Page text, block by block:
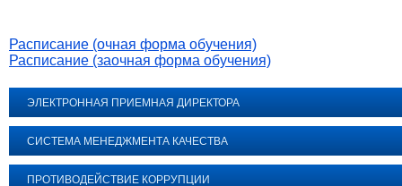
Расписание (очная форма обучения)
Расписание (заочная форма обучения)
ЭЛЕКТРОННАЯ ПРИЕМНАЯ ДИРЕКТОРА
СИСТЕМА МЕНЕДЖМЕНТА КАЧЕСТВА
ПРОТИВОДЕЙСТВИЕ КОРРУПЦИИ